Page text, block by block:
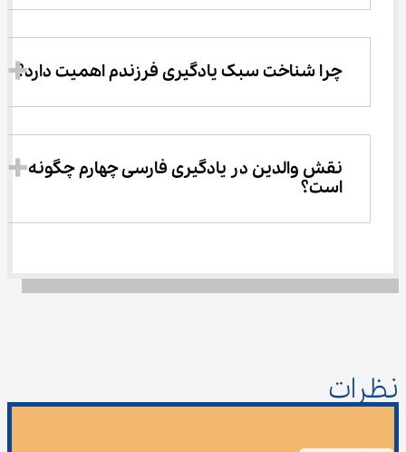
چرا شناخت سبک یادگیری فرزندم اهمیت دارد؟
نقش والدین در یادگیری فارسی چهارم چگونه
است؟
نظرات